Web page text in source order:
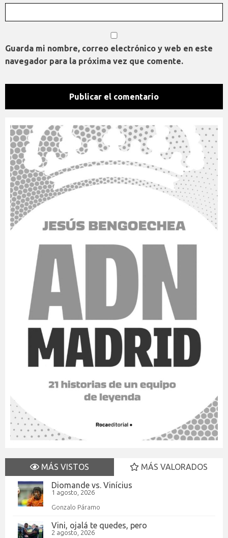
Guarda mi nombre, correo electrónico y web en este
navegador para la próxima vez que comente.
MÁS VISTOS
MÁS VALORADOS
Diomande vs. Vinícius
1 agosto, 2026
Gonzalo Páramo
Vini, ojalá te quedes, pero
2 agosto, 2026